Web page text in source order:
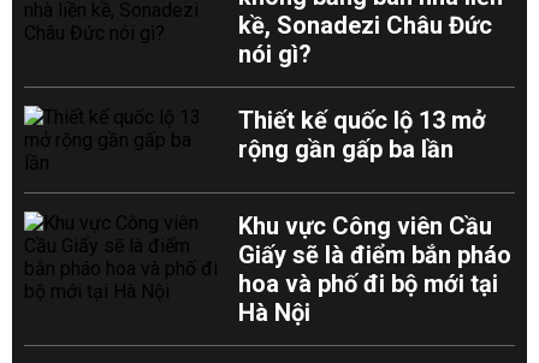
kề, Sonadezi Châu Đức
nói gì?
Thiết kế quốc lộ 13 mở
rộng gần gấp ba lần
Khu vực Công viên Cầu
Giấy sẽ là điểm bắn pháo
hoa và phố đi bộ mới tại
Hà Nội